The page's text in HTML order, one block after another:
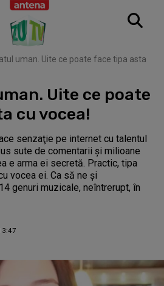
uman. Uite ce poate face tipa asta
Uite ce poate
cu vocea!
senzaţie pe internet cu talentul
sute de comentarii şi milioane
e arma ei secretă. Practic, tipa
vocea ei. Ca să ne şi
genuri muzicale, neîntrerupt, în